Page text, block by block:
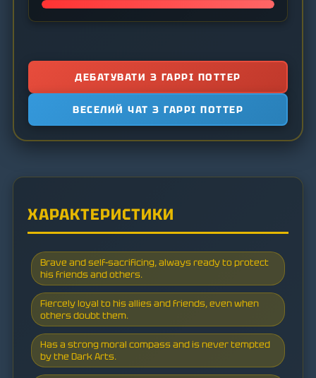
ДЕБАТУВАТИ З ГАРРІ ПОТТЕР
ВЕСЕЛИЙ ЧАТ З ГАРРІ ПОТТЕР
ХАРАКТЕРИСТИКИ
Brave and self-sacrificing, always ready to protect
his friends and others.
Fiercely loyal to his allies and friends, even when
others doubt them.
Has a strong moral compass and is never tempted
by the Dark Arts.